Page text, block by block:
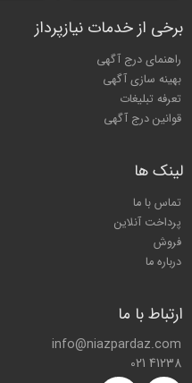
برخی از خدمات نیازپرداز
راهنمای درج آگهی
بهینه سازی آگهی
تعرفه تبلیغات
قوانین درج آگهی
لینک ها
تماس با ما
پرداخت آنلاین
فروش
درباره ما
ارتباط با ما
info@niazpardaz.com
021 41238